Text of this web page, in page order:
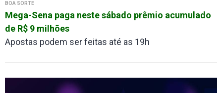
BOA SORTE
Mega-Sena paga neste sábado prêmio acumulado
de R$ 9 milhões
Apostas podem ser feitas até as 19h